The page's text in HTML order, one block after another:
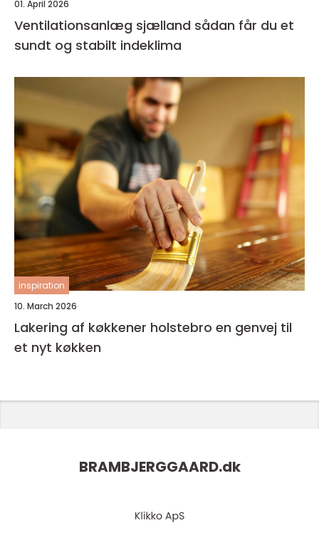
01. April 2026
Ventilationsanlæg sjælland sådan får du et
sundt og stabilt indeklima
inspiration
10. March 2026
Lakering af køkkener holstebro en genvej til
et nyt køkken
BRAMBJERGGAARD.dk